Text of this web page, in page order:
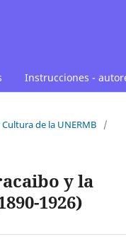
Instrucciones -
de la UNERMB
/
y la
1926)